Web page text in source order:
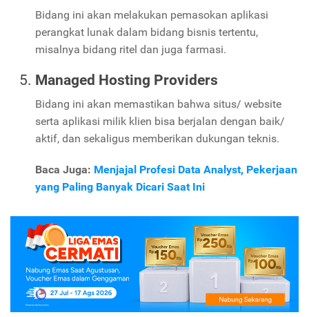
Bidang ini akan melakukan pemasokan aplikasi
perangkat lunak dalam bidang bisnis tertentu,
misalnya bidang ritel dan juga farmasi.
Managed Hosting Providers
Bidang ini akan memastikan bahwa situs/ website
serta aplikasi milik klien bisa berjalan dengan baik/
aktif, dan sekaligus memberikan dukungan teknis.
Baca Juga: Menjajal Profesi Data Analyst, Pekerjaan
yang Paling Banyak Dicari Saat Ini